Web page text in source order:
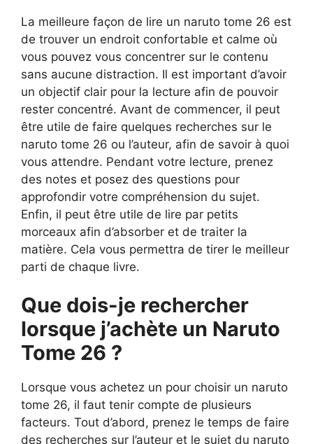
La meilleure façon de lire un naruto tome 26 est
de trouver un endroit confortable et calme où
vous pouvez vous concentrer sur le contenu
sans aucune distraction. Il est important d’avoir
un objectif clair pour la lecture afin de pouvoir
rester concentré. Avant de commencer, il peut
être utile de faire quelques recherches sur le
naruto tome 26 ou l’auteur, afin de savoir à quoi
vous attendre. Pendant votre lecture, prenez
des notes et posez des questions pour
approfondir votre compréhension du sujet.
Enfin, il peut être utile de lire par petits
morceaux afin d’absorber et de traiter la
matière. Cela vous permettra de tirer le meilleur
parti de chaque livre.
Que dois-je rechercher
lorsque j’achète un Naruto
Tome 26 ?
Lorsque vous achetez un pour choisir un naruto
tome 26, il faut tenir compte de plusieurs
facteurs. Tout d’abord, prenez le temps de faire
des recherches sur l’auteur et le sujet du naruto